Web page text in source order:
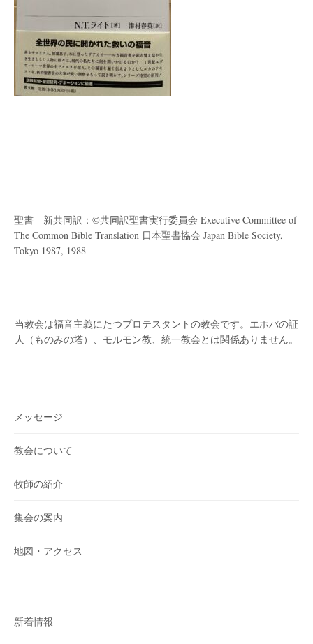
聖書 新共同訳：©共同訳聖書実行委員会 Executive Committee of
The Common Bible Translation 日本聖書協会 Japan Bible Society,
Tokyo 1987, 1988
当教会は福音主義にたつプロテスタントの教会です。 エホバの証
人（ものみの塔）、モルモン教、統一教会とは関係ありません。
メッセージ
教会について
牧師の紹介
集会の案内
地図・アクセス
新着情報